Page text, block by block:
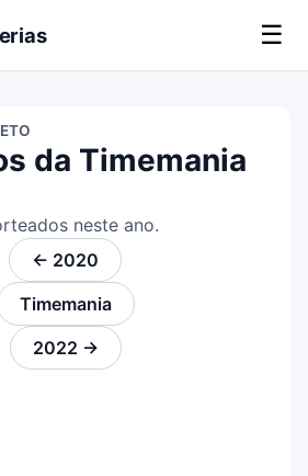
☰
da Timemania
neste ano.
← 2020
Timemania
2022 →